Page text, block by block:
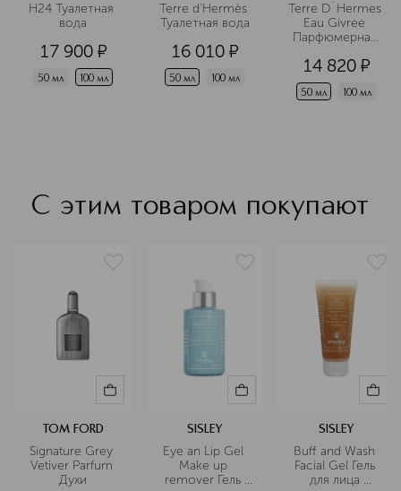
H24 Туалетная
вода
17 900 ¤
50 мл 100 мл
Terre d'Hermès
Туалетная вода
16 010 ¤
50 мл 100 мл
Terre D`Hermes
Eau Givree
Парфюмерная
14 820 ¤
50 мл 100 мл
С этим товаром покупают
TOM FORD
Signature Grey
Vetiver Parfum
Духи
SISLEY
Eye an Lip Gel
Make up
remover Гель
SISLEY
Buff and Wash
Facial Gel Гель
для лица